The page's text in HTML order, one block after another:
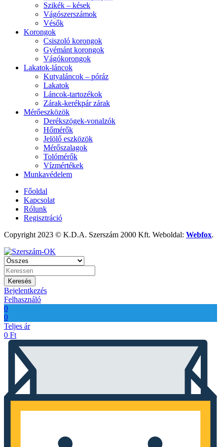
Szikék – kések
Vágószerszámok
Vésők
Korongok
Csiszoló korongok
Gyémánt korongok
Vágókorongok
Lakatok-láncok
Kutyaláncok – póráz
Lakatok
Láncok-tartozékok
Zárak-kerékpár zárak
Mérőeszközök
Derékszögek-vonalzók
Hőmérők
Jelölő eszközök
Mérőszalagok
Tolómérők
Vízmértékek
Munkavédelem
Főoldal
Kapcsolat
Rólunk
Regisztráció
Copyright 2023 © K.D.A. Szerszám 2000 Kft. Weboldal: Webfox.
Keresés
Bejelentkezés
Felhasználó
0
0
Teljes ár
0 Ft